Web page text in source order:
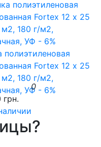
полиэтиленовая
Fortex 12 х 25
180 г/м2,
УФ - 6%
0